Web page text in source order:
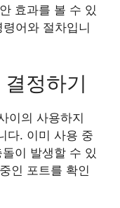
효과를 볼 수 있
어와 절차입니
정하기
이의 사용하지
다. 이미 사용 중
이 발생할 수 있
인 포트를 확인